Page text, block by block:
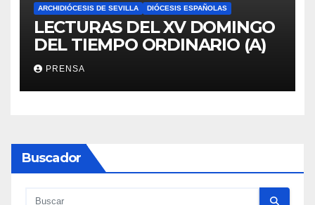
ARCHIDIÓCESIS DE SEVILLA DIÓCESIS ESPAÑOLAS
LECTURAS DEL XV DOMINGO
DEL TIEMPO ORDINARIO (A)
PRENSA
Buscador